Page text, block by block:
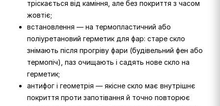
тріскається від каміння, але без покриття з часом
жовтіє;
встановлення — на термопластичний або
поліуретановий герметик для фар: старе скло
знімають після прогріву фари (будівельний фен або
термопіч), паз очищають і садять нове скло на
герметик;
антифог і геометрія — якісне скло має внутрішнє
покриття проти запотівання й точно повторює